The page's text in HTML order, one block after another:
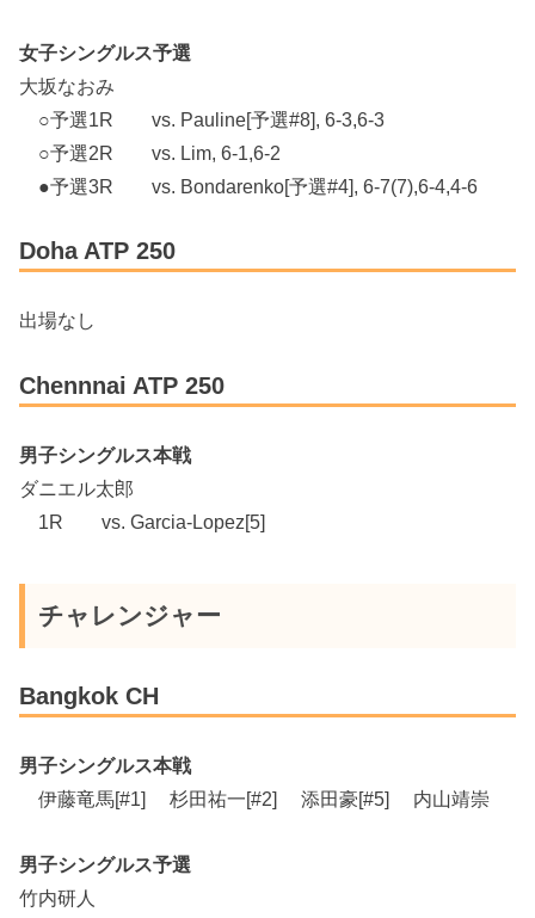
女子シングルス予選
大坂なおみ
○予選1R vs. Pauline[予選#8], 6-3,6-3
○予選2R vs. Lim, 6-1,6-2
●予選3R vs. Bondarenko[予選#4], 6-7(7),6-4,4-6
Doha ATP 250
出場なし
Chennnai ATP 250
男子シングルス本戦
ダニエル太郎
1R vs. Garcia-Lopez[5]
チャレンジャー
Bangkok CH
男子シングルス本戦
伊藤竜馬[#1] 杉田祐一[#2] 添田豪[#5] 内山靖崇
男子シングルス予選
竹内研人